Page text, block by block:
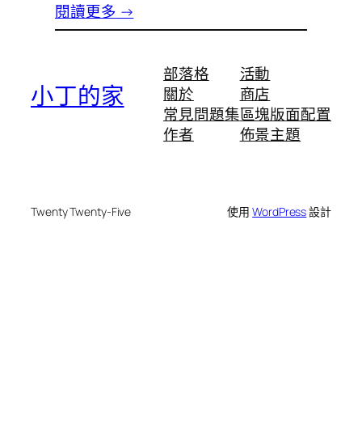
閱讀更多 →
小丁的家
部落格
關於
常見問題集
作者
活動
商店
區塊版面配置
佈景主題
Twenty Twenty-Five 使用WordPress設計